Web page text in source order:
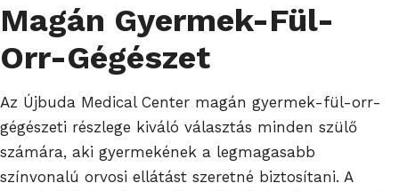
Magán Gyermek-Fül-
Orr-Gégészet
Az Újbuda Medical Center magán gyermek-fül-orr-
gégészeti részlege kiváló választás minden szülő
számára, aki gyermekének a legmagasabb
színvonalú orvosi ellátást szeretné biztosítani. A